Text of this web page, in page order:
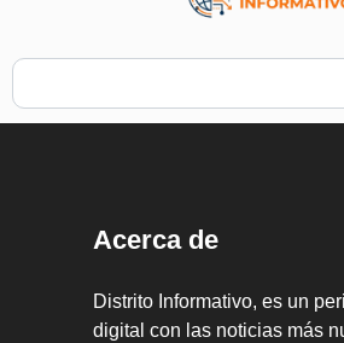
Acerca de
Distrito Informativo, es un
digital con las noticias más